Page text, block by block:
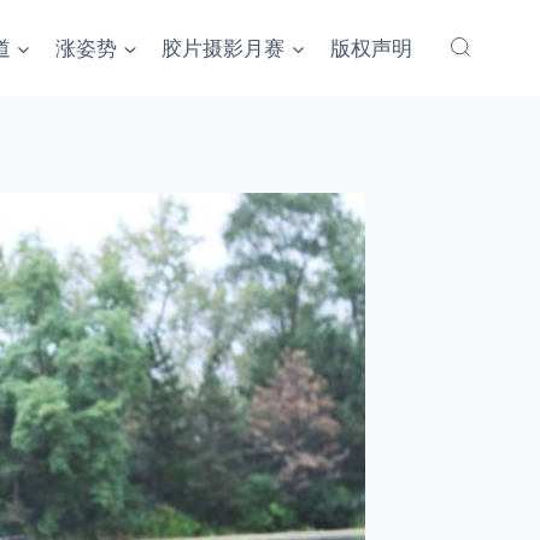
涨姿势 胶片摄影月赛 版权声明